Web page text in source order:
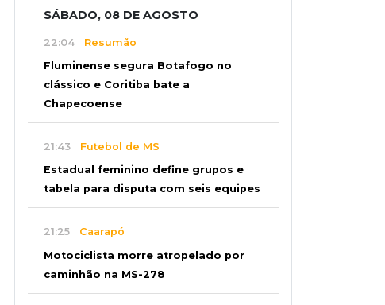
SÁBADO, 08 DE AGOSTO
22:04 Resumão
Fluminense segura Botafogo no
clássico e Coritiba bate a
Chapecoense
21:43 Futebol de MS
Estadual feminino define grupos e
tabela para disputa com seis equipes
21:25 Caarapó
Motociclista morre atropelado por
caminhão na MS-278